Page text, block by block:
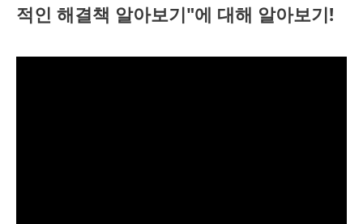
적인 해결책 알아보기"에 대해 알아보기!